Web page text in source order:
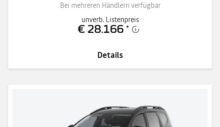
Bei mehreren Händlern verfügbar
unverb. Listenpreis
€ 28.166 *
Details